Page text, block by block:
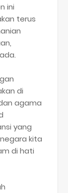
ini
terus
di
agama
yang
kita
di hati